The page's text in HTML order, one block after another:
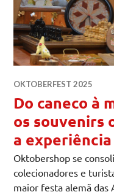
OKTOBERFEST 2025
Do caneco à
os souvenirs
a
Oktobershop se
colecionadores e
maior festa alemã das